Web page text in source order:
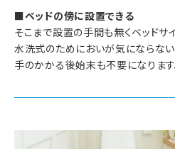
■ベッドの傍に設置できる
そこまで設置の手間も無くベッドサ
水洗式のためにおいが気にならな
手のかかる後始末も不要になります